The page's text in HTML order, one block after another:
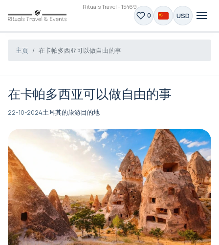
Rituals Travel - 15469
0 USD
主页 在卡帕多西亚可以做自由的事
在卡帕多西亚可以做自由的事
22-10-2024土耳其的旅游目的地